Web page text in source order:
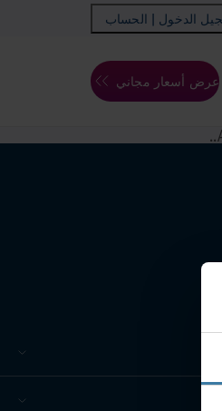
الدخول | الحساب
عرض أسعار مجاني
.